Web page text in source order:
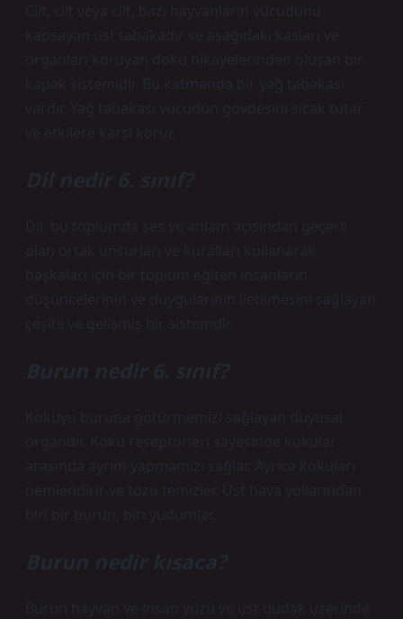
Cilt, cilt veya cilt, bazı hayvanların vücudunu
kapsayan üst tabakadır ve aşağıdaki kasları ve
organları koruyan doku hikayelerinden oluşan bir
kapak sistemidir. Bu katmanda bir yağ tabakası
vardır. Yağ tabakası vücudun gövdesini sıcak tutar
ve etkilere karşı korur.
Dil nedir 6. sınıf?
Dil, bu toplumda ses ve anlam açısından geçerli
olan ortak unsurları ve kuralları kullanarak
başkaları için bir toplum eğiten insanların
düşüncelerinin ve duygularının iletilmesini sağlayan
çeşitli ve gelişmiş bir sistemdir.
Burun nedir 6. sınıf?
Kokuyu buruna götürmemizi sağlayan duyusal
organdır. Koku reseptörleri sayesinde kokular
arasında ayrım yapmamızı sağlar. Ayrıca kokuları
nemlendirir ve tozu temizler. Üst hava yollarından
biri bir burun, biri yudumlar.
Burun nedir kısaca?
Burun hayvan ve insan yüzü ve üst dudak üzerinde